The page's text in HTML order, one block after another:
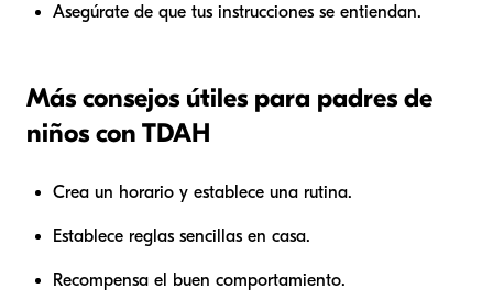
Asegúrate de que tus instrucciones se entiendan.
Más consejos útiles para padres de
niños con TDAH
Crea un horario y establece una rutina.
Establece reglas sencillas en casa.
Recompensa el buen comportamiento.